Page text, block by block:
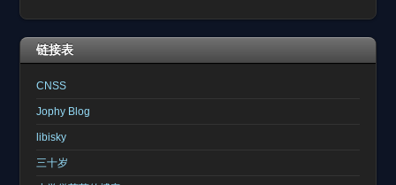
链接表
CNSS
Jophy Blog
libisky
三十岁